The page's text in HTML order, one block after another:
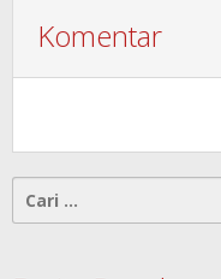
Komentar
Cari